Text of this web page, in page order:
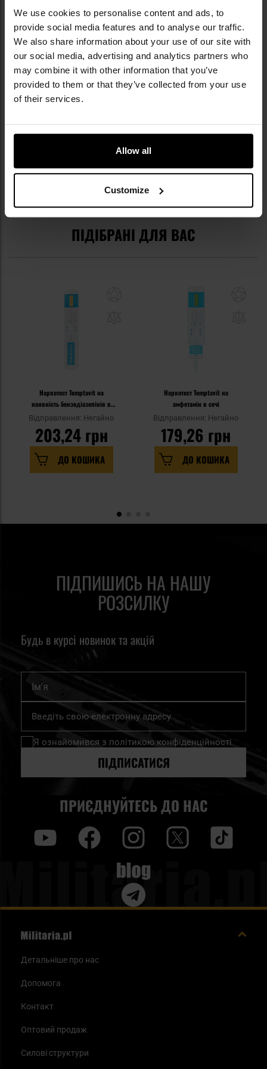
We use cookies to personalise content and ads, to
provide social media features and to analyse our traffic.
We also share information about your use of our site with
our social media, advertising and analytics partners who
may combine it with other information that you’ve
provided to them or that they’ve collected from your use
of their services.
Allow all
Customize
Докладніше
EAN
5903858408255
Виробник
Temptavit
Термін придатності
ВІДГУКИ
ВАРТО ДОКУПИТИ
ПІДІБРАНІ ДЛЯ ВАС
Наркотест Temptavit на
наявність бензодіазепінів в
сечі
Відправлення: Негайно
203,24 грн
ДО КОШИКА
Наркотест Temptavit на
амфетамін в сечі
Відправлення: Негайно
179,26 грн
ДО КОШИКА
ПІДПИШИСЬ НА НАШУ
РОЗСИЛКУ
Будь в курсі новинок та акцій
Підпишіться
нашу
розсилку
Я ознайомився з політикою конфіденційності
ПІДПИСАТИСЯ
ПРИЄДНУЙТЕСЬ ДО НАС
Blog
Детальніше про нас
Допомога
Контакт
Оптовий продаж
Силові структури